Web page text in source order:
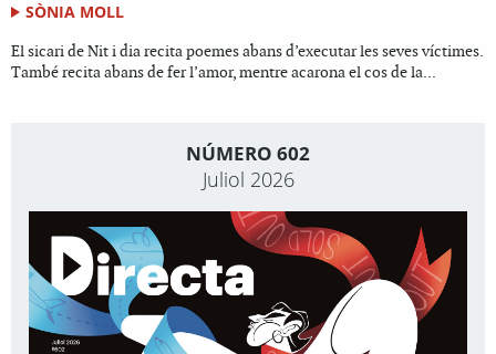
SÒNIA MOLL
El sicari de Nit i dia recita poemes abans d’executar les seves víctimes.
També recita abans de fer l’amor, mentre acarona el cos de la...
NÚMERO 602
Juliol 2026